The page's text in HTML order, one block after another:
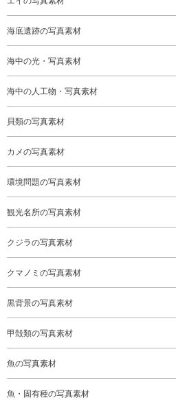
海底遺跡の写真素材
海中の光・写真素材
海中の人工物・写真素材
貝類の写真素材
カメの写真素材
環境問題の写真素材
観光名所の写真素材
クジラの写真素材
クマノミの写真素材
黒背景の写真素材
甲殻類の写真素材
魚の写真素材
魚・固有種の写真素材